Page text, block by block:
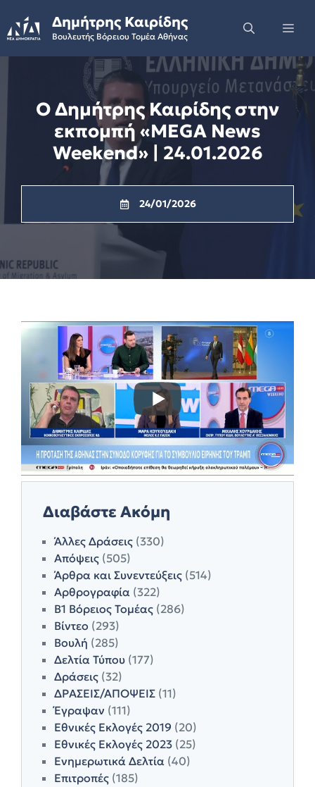
to
content
Δημήτρης Καιρίδης
Βουλευτής Βόρειου Τομέα Αθήνας
Ο Δημήτρης Καιρίδης στην
εκπομπή «MEGA News
Weekend» | 24.01.2026
24/01/2026
Διαβάστε Ακόμη
Άλλες Δράσεις (330)
Απόψεις (505)
Άρθρα και Συνεντεύξεις (514)
Αρθρογραφία (322)
Β1 Βόρειος Τομέας (286)
Βίντεο (293)
Βουλή (285)
Δελτία Τύπου (177)
Δράσεις (32)
ΔΡΑΣΕΙΣ/ΑΠΟΨΕΙΣ (11)
Έγραψαν (111)
Εθνικές Εκλογές 2019 (20)
Εθνικές Εκλογές 2023 (25)
Ενημερωτικά Δελτία (40)
Επιτροπές (185)